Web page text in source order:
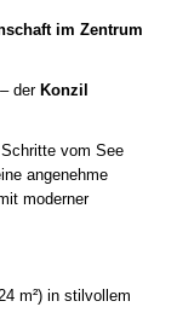
im Zentrum
der Konzil
vom See
angenehme
moderner
m²) in stilvollem